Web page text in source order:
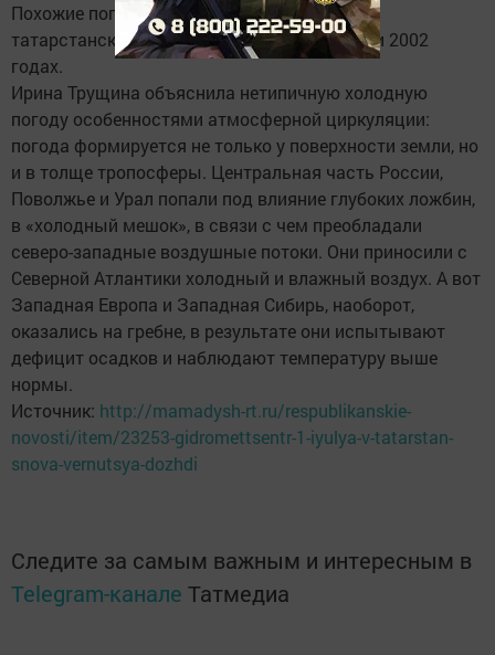
Похожие погодные явления отмечались
татарстанскими синоптиками в 1969, 1988 и 2002
годах.
Ирина Трущина объяснила нетипичную холодную
погоду особенностями атмосферной циркуляции:
погода формируется не только у поверхности земли, но
и в толще тропосферы. Центральная часть России,
Поволжье и Урал попали под влияние глубоких ложбин,
в «холодный мешок», в связи с чем преобладали
северо-западные воздушные потоки. Они приносили с
Северной Атлантики холодный и влажный воздух. А вот
Западная Европа и Западная Сибирь, наоборот,
оказались на гребне, в результате они испытывают
дефицит осадков и наблюдают температуру выше
нормы.
Источник: http://mamadysh-rt.ru/respublikanskie-
novosti/item/23253-gidromettsentr-1-iyulya-v-tatarstan-
snova-vernutsya-dozhdi
Следите за самым важным и интересным в
Telegram-канале Татмедиа